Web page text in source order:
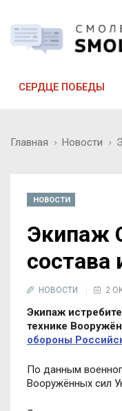
СЕРДЦЕ ПОБЕДЫ
Главная Новости
НОВОСТИ
Экипаж
состава
НОВОСТИ 2
Экипаж
технике
обороны
По данным
Вооружённых сил